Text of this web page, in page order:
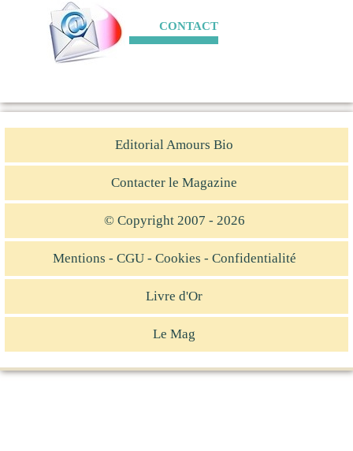
CONTACT
Editorial Amours Bio
Contacter le Magazine
© Copyright 2007 - 2026
Mentions - CGU - Cookies - Confidentialité
Livre d'Or
Le Mag